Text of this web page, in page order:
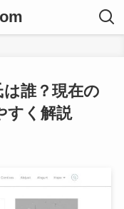
誰？現在の
すく解説